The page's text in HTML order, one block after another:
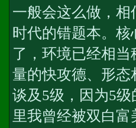
一般会这么做，
时代的错题本。
了，环境已经相
量的快攻德、形
谈及5级，因为5
里我曾经被双白